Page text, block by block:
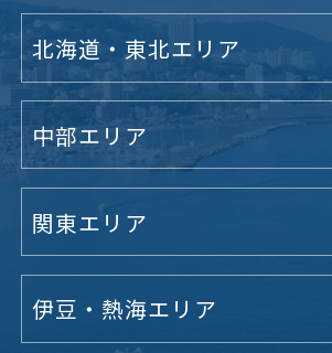
北海道・東北エリア
中部エリア
関東エリア
伊豆・熱海エリア